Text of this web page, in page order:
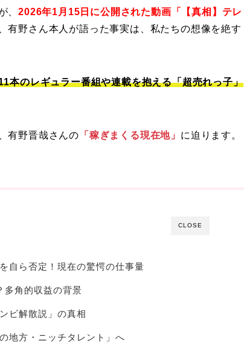
、2026年1月15日に公開された動画「【真相】テレ
有野さん本人が語った事実は、私たちの想像を絶す
本のレギュラー番組や連載を抱える「超売れっ子」
有野晋哉さんの 「稼ぎまくる現在地」 に迫ります。
CLOSE
自ら否定！現在の驚愕の仕事量
多角的収益の背景
ビ解散説」の真相
地方・ニッチタレント」へ